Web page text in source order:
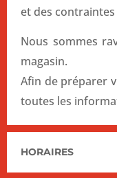
et des
Nous sommes
magasin.
Afin de préparer
toutes les
HORAIRES